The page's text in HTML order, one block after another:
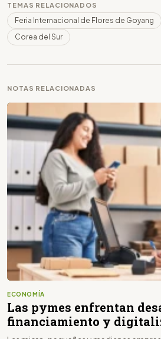
TEMAS RELACIONADOS
Feria Internacional de Flores de Goyang
Corea del Sur
NOTAS RELACIONADAS
ECONOMÍA
Las pymes enfrentan
financiamiento y